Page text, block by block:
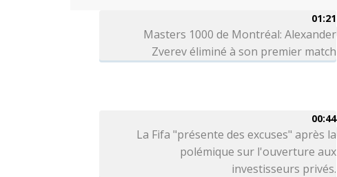
01:21
Masters 1000 de Montréal: Alexander
Zverev éliminé à son premier match
00:44
La Fifa "présente des excuses" après la
polémique sur l'ouverture aux
investisseurs privés.